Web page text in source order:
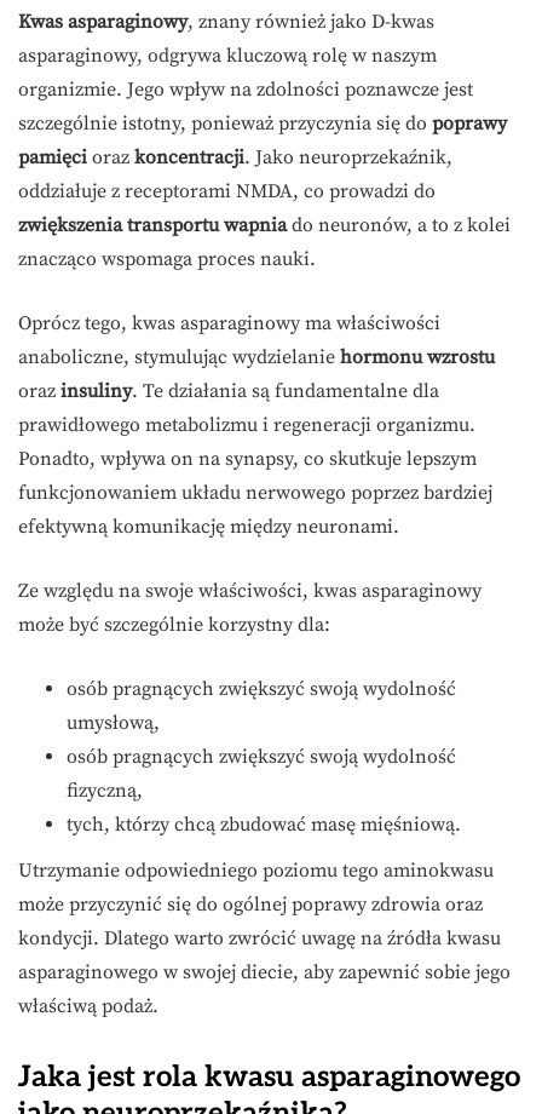
Kwas asparaginowy, znany również jako D-kwas
asparaginowy, odgrywa kluczową rolę w naszym
organizmie. Jego wpływ na zdolności poznawcze jest
szczególnie istotny, ponieważ przyczynia się do poprawy
pamięci oraz koncentracji. Jako neuroprzekaźnik,
oddziałuje z receptorami NMDA, co prowadzi do
zwiększenia transportu wapniado neuronów, a to z kolei
znacząco wspomaga proces nauki.
Oprócz tego, kwas asparaginowy ma właściwości
anaboliczne, stymulując wydzielanie hormonu wzrostu
oraz insuliny. Te działania są fundamentalne dla
prawidłowego metabolizmu i regeneracji organizmu.
Ponadto, wpływa on na synapsy, co skutkuje lepszym
funkcjonowaniem układu nerwowego poprzez bardziej
efektywną komunikację między neuronami.
Ze względu na swoje właściwości, kwas asparaginowy
może być szczególnie korzystny dla:
osób pragnących zwiększyć swoją wydolność
umysłową,
osób pragnących zwiększyć swoją wydolność
fizyczną,
tych, którzy chcą zbudować masę mięśniową.
Utrzymanie odpowiedniego poziomu tego aminokwasu
może przyczynić się do ogólnej poprawy zdrowia oraz
kondycji. Dlatego warto zwrócić uwagę na źródła kwasu
asparaginowego w swojej diecie, aby zapewnić sobie jego
właściwą podaż.
Jaka jest rola kwasu asparaginowego